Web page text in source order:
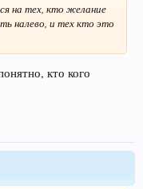
на тех, кто желание
налево, и тех кто это
кто кого